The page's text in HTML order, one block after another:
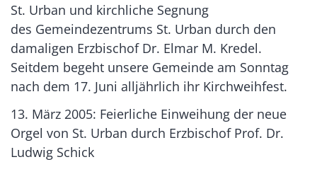
St. Urban und kirchliche Segnung
des Gemeindezentrums St. Urban durch den
damaligen Erzbischof Dr. Elmar M. Kredel.
Seitdem begeht unsere Gemeinde am Sonntag
nach dem 17. Juni alljährlich ihr Kirchweihfest.
13. März 2005: Feierliche Einweihung der neue
Orgel von St. Urban durch Erzbischof Prof. Dr.
Ludwig Schick